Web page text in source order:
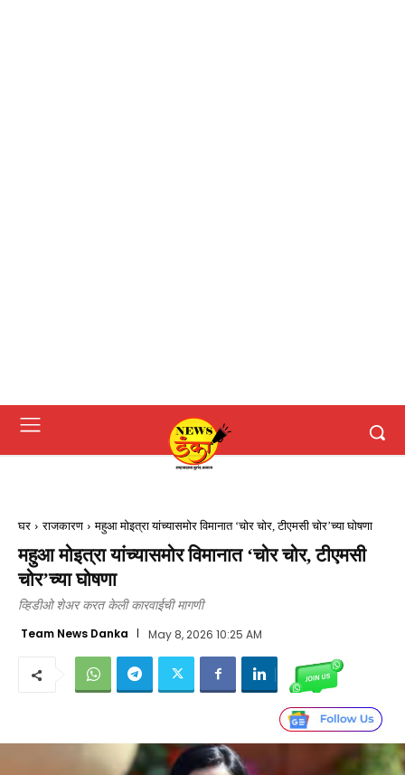
घर राजकारण महुआ मोइत्रा यांच्यासमोर विमानात ‘चोर चोर, टीएमसी चोर’च्या घोषणा
महुआ मोइत्रा यांच्यासमोर विमानात ‘चोर चोर, टीएमसी
चोर’च्या घोषणा
व्हिडीओ शेअर करत केली कारवाईची मागणी
Team News Danka May 8, 2026 10:25 AM